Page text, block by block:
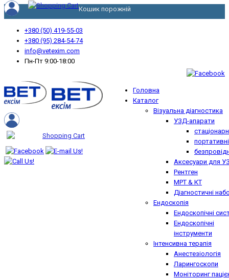
Кошик порожній
+380 (50) 419-55-03
+380 (95) 284-54-74
info@vetexim.com
Пн-Пт 9:00-18:00
Головна
Каталог
Візуальна діагностика
УЗД-апарати
портативні
Аксесуари для
Рентген
МРТ & КТ
Діагностичні
Ендоскопія
Ендоскопічні
Ендоскопічні
інструменти
Інтенсивна терапія
Анестезіологія
Ларингоскопи
Моніторинг